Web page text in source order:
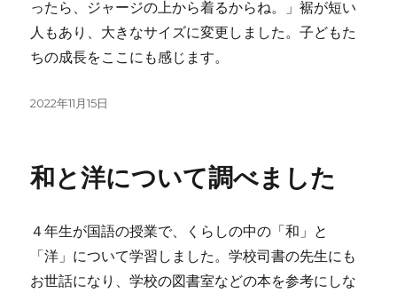
ったら、ジャージの上から着るからね。」裾が短い
人もあり、大きなサイズに変更しました。子どもた
ちの成長をここにも感じます。
投
2022年11月15日
和と洋について調べました
４年生が国語の授業で、くらしの中の「和」と
「洋」について学習しました。学校司書の先生にも
お世話になり、学校の図書室などの本を参考にしな